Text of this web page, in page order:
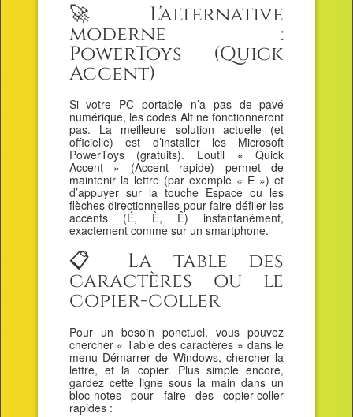
🚀 L’alternative
moderne :
PowerToys (Quick
Accent)
Si votre PC portable n’a pas de pavé
numérique, les codes Alt ne fonctionneront
pas. La meilleure solution actuelle (et
officielle) est d’installer les Microsoft
PowerToys (gratuits). L’outil « Quick
Accent » (Accent rapide) permet de
maintenir la lettre (par exemple « E ») et
d’appuyer sur la touche Espace ou les
flèches directionnelles pour faire défiler les
accents (É, È, Ê) instantanément,
exactement comme sur un smartphone.
📋 La table des
caractères ou le
copier-coller
Pour un besoin ponctuel, vous pouvez
chercher « Table des caractères » dans le
menu Démarrer de Windows, chercher la
lettre, et la copier. Plus simple encore,
gardez cette ligne sous la main dans un
bloc-notes pour faire des copier-coller
rapides :